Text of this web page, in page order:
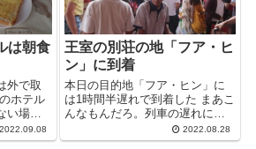
は朝食
外で取
場合
ンで頼
王室の別荘の地「フア・ヒ
ン」に到着
本日の目的地「フア・ヒン」に
は1時間半遅れで到着した まあこ
んなもんだろ。列車の遅れにだ
んだん気にならなくなってき
た。 ここ「フア・ヒン」は王室
2022.08.28